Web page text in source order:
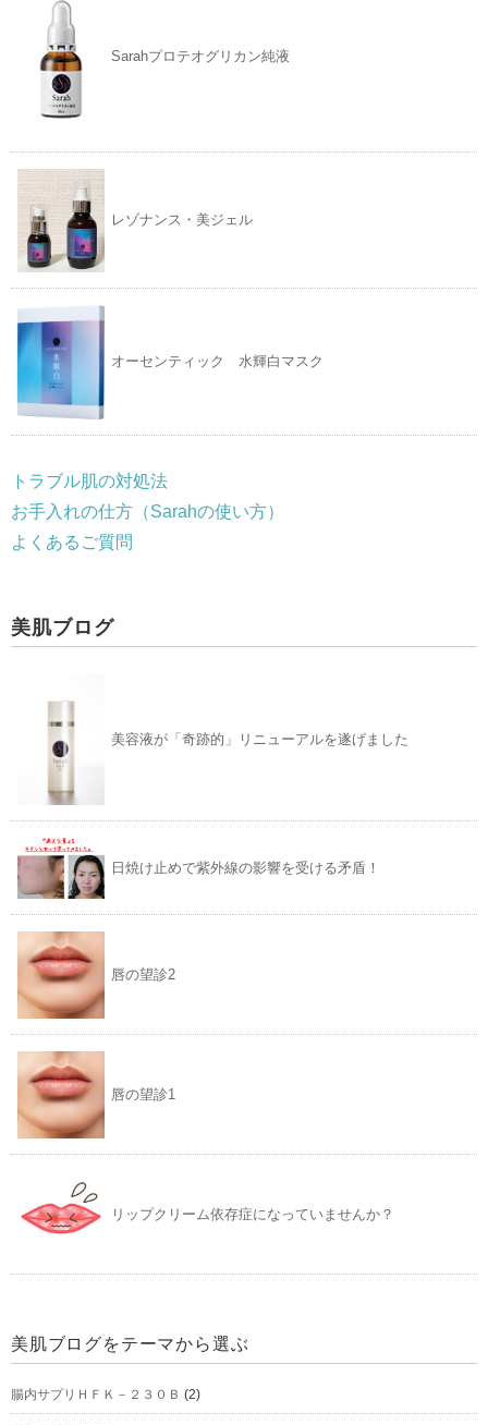
Sarahプロテオグリカン純液
レゾナンス・美ジェル
オーセンティック 水輝白マスク
トラブル肌の対処法
お手入れの仕方（Sarahの使い方）
よくあるご質問
美肌ブログ
美容液が「奇跡的」リニューアルを遂げました
日焼け止めで紫外線の影響を受ける矛盾！
唇の望診2
唇の望診1
リップクリーム依存症になっていませんか？
美肌ブログをテーマから選ぶ
腸内サプリＨＦＫ－２３０Ｂ (2)